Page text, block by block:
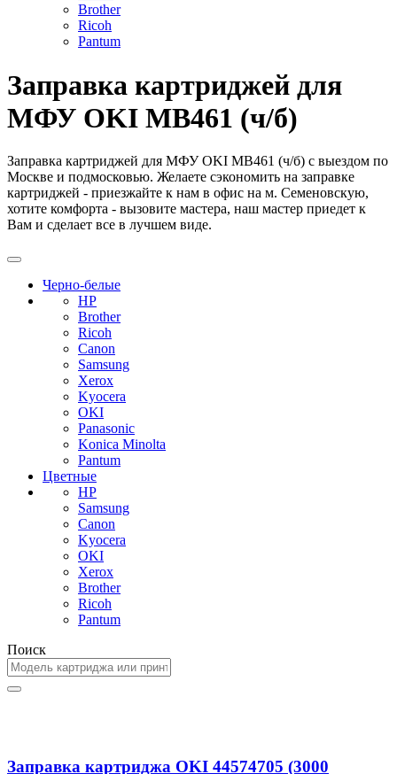
Brother
Ricoh
Pantum
Заправка картриджей для
МФУ OKI MB461 (ч/б)
Заправка картриджей для МФУ OKI MB461 (ч/б) с выездом по
Москве и подмосковью. Желаете сэкономить на заправке
картриджей - приезжайте к нам в офис на м. Семеновскую,
хотите комфорта - вызовите мастера, наш мастер приедет к
Вам и сделает все в лучшем виде.
Черно-белые
HP
Brother
Ricoh
Canon
Samsung
Xerox
Kyocera
OKI
Panasonic
Konica Minolta
Pantum
Цветные
HP
Samsung
Canon
Kyocera
OKI
Xerox
Brother
Ricoh
Pantum
Поиск
Заправка картриджа OKI 44574705 (3000